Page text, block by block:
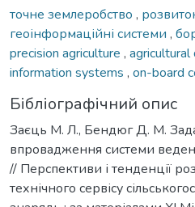
точне землеробство ,
геоінформаційні системи ,
precision agriculture ,
information systems , on-board
Бібліографічний опис
Заєць М. Л., Бендюг Д. М.
впровадження системи
// Перспективи і тенденції
технічного сервісу